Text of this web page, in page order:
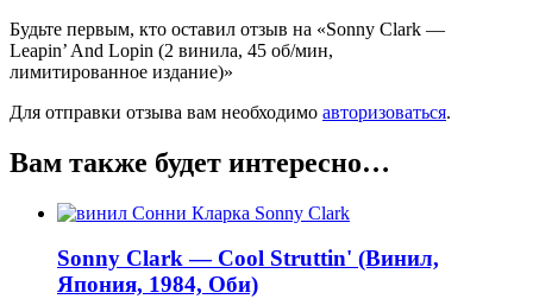
Будьте первым, кто оставил отзыв на «Sonny Clark —
Leapin’ And Lopin (2 винила, 45 об/мин,
лимитированное издание)»
Для отправки отзыва вам необходимо авторизоваться.
Вам также будет интересно…
Sonny Clark — Cool Struttin' (Винил,
Япония, 1984, Оби)